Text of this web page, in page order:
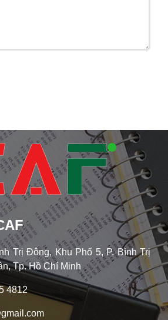
Trị Đông, Khu Phố 5, P. Bình Trị
Tp. Hồ Chí Minh
4812